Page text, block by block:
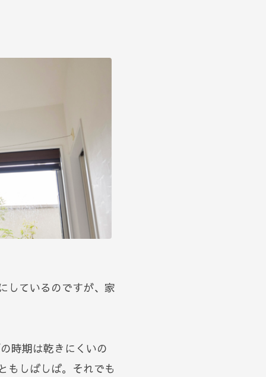
しているのですが、家
時期は乾きにくいの
もしばしば。それでも